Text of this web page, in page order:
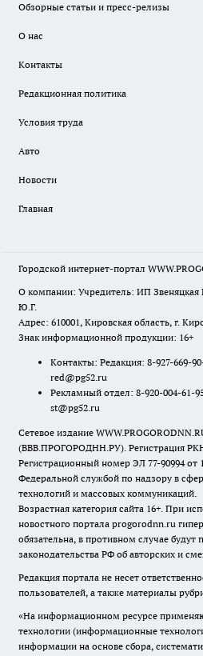
Обзорные статьи и пресс-релизы
О нас
Контакты
Редакционная политика
Условия труда
Авто
Новости
Главная
Городской интернет-портал
О компании: Учредитель: ИП Звеняцкая
Ю.Г.
Адрес: 610001, Кировская область, г.
Знак информационной продукции: 16+
Контакты: Редакция: 8-927-669-
red@pg52.ru
Рекламный отдел: 8-920-004-61-
st@pg52.ru
Сетевое издание
(ВВВ.ПРОГОРОДНН.РУ). Регистрация
Регистрационный номер ЭЛ 77-90994 от
Федеральной службой по надзору в
технологий и массовых коммуникаций.
Возрастная категория сайта 16+. При
новостного портала progorodnn.ru
обязательна, в противном случае
законодательства РФ об авторских и
Редакция портала не несет
пользователей, а также материалы
«На информационном ресурсе
технологии (информационные
информации на основе сбора,